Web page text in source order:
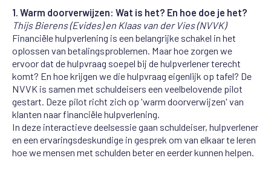
1. Warm doorverwijzen: Wat is het? En hoe doe je het?
Thijs Bierens (Evides) en Klaas van der Vies (NVVK)
Financiële hulpverlening is een belangrijke schakel in het
oplossen van betalingsproblemen. Maar hoe zorgen we
ervoor dat de hulpvraag soepel bij de hulpverlener terecht
komt? En hoe krijgen we die hulpvraag eigenlijk op tafel? De
NVVK is samen met schuldeisers een veelbelovende pilot
gestart. Deze pilot richt zich op 'warm doorverwijzen' van
klanten naar financiële hulpverlening.
In deze interactieve deelsessie gaan schuldeiser, hulpverlener
en een ervaringsdeskundige in gesprek om van elkaar te leren
hoe we mensen met schulden beter en eerder kunnen helpen.